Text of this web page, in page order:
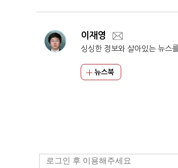
이재영
싱싱한 정보와 살아있는 뉴스
뉴스북